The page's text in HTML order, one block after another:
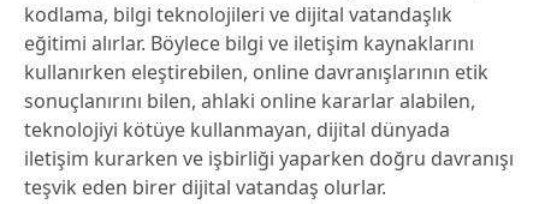
kodlama, bilgi teknolojileri ve dijital vatandaşlık
eğitimi alırlar. Böylece bilgi ve iletişim kaynaklarını
kullanırken eleştirebilen, online davranışlarının etik
sonuçlanırını bilen, ahlaki online kararlar alabilen,
teknolojiyi kötüye kullanmayan, dijital dünyada
iletişim kurarken ve işbirliği yaparken doğru davranışı
teşvik eden birer dijital vatandaş olurlar.